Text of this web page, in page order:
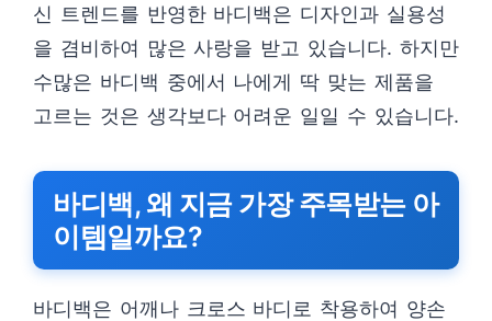
신 트렌드를 반영한 바디백은 디자인과 실용성
을 겸비하여 많은 사랑을 받고 있습니다. 하지만
수많은 바디백 중에서 나에게 딱 맞는 제품을
고르는 것은 생각보다 어려운 일일 수 있습니다.
바디백, 왜 지금 가장 주목받는 아
이템일까요?
바디백은 어깨나 크로스 바디로 착용하여 양손